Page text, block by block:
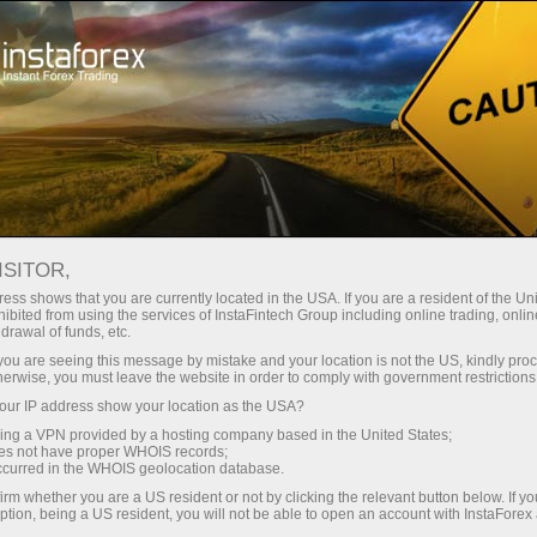
CÁC NHÃN HIỆU CỦA INSTAFOREX
InstaForex là một thương hiệu nổi tiếng trên thị
trường dịch vụ Forex; do đó, chúng tôi có quyền tự
hào về những thành tựu mà công ty đã đạt được và
bảo vệ về mặt pháp lý những quyền hạn của chúng
tôi. Cùng với việc mở rộng mạng lưới các sản phẩm
shows that you are currently located in the USA. If you are a resident of the
from using the services of InstaFintech Group including online trading,
of funds, etc.
are seeing this message by mistake and your location is not the US, kindly
you must leave the website in order to comply with government
IP address show your location as the USA?
a VPN provided by a hosting company based in the United States;
not have proper WHOIS records;
in the WHOIS geolocation database.
whether you are a US resident or not by clicking the relevant button below. If
being a US resident, you will not be able to open an account with InstaForex